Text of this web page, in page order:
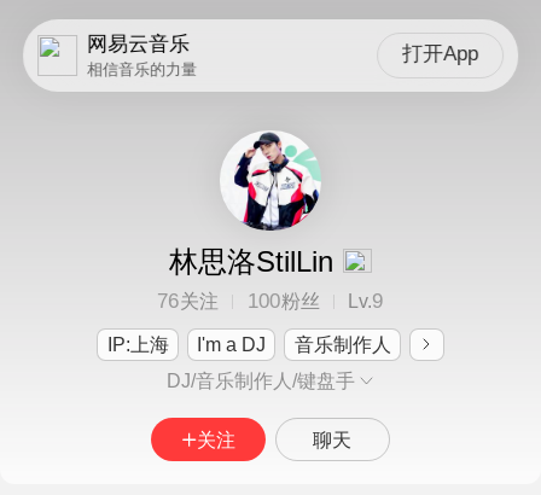
网易云音乐
相信音乐的力量
打开App
林思洛StilLin
76关注 100粉丝 Lv.9
IP:上海 I'm a DJ
音乐制作人
DJ/音乐制作人/键盘手
关注 聊天